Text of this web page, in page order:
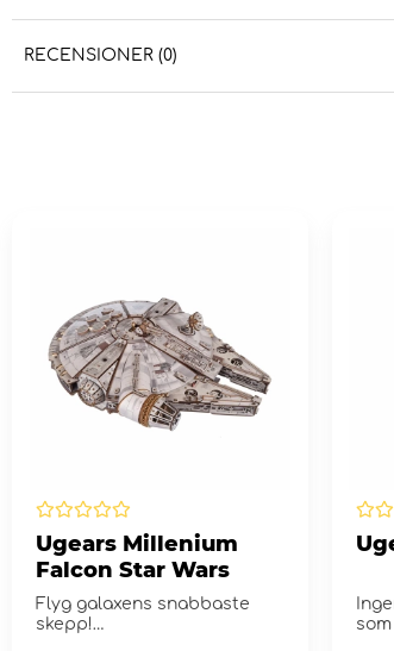
RECENSIONER (0)
Ugears Millenium
Falcon Star Wars
Flyg galaxens snabbaste
skepp!